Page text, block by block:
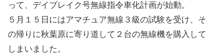
って、デイブレイク号無線指令車化計画が始動。
５月１５日にはアマチュア無線３級の試験を受け、そ
の帰りに秋葉原に寄り道して２台の無線機を購入して
しまいました。